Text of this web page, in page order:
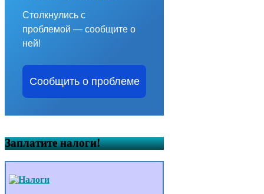
Столкнулись с
проблемой — сообщите о
ней!
Сообщить о проблеме
Заплатите налоги!